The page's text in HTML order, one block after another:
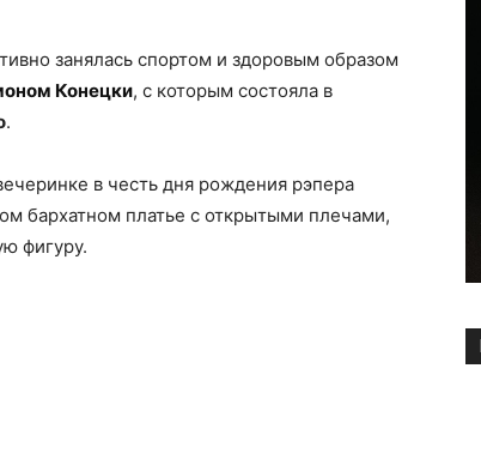
занялась спортом и здоровым образом
Конецки, с которым состояла в
.
в честь дня рождения рэпера
бархатном платье с открытыми плечами,
фигуру.